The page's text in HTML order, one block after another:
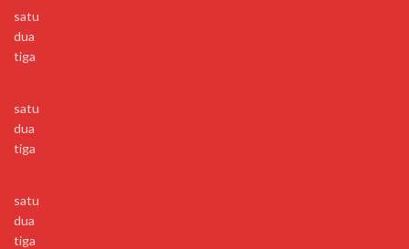
satu
dua
tiga
satu
dua
tiga
satu
dua
tiga